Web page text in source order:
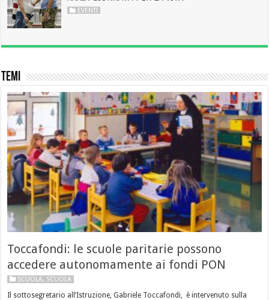
EVENTI
Temi
Toccafondi: le scuole paritarie possono
accedere autonomamente ai fondi PON
SCUOLA, SCUOLA
Il sottosegretario all’Istruzione, Gabriele Toccafondi, è intervenuto sulla